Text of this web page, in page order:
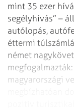
mint 35 ezer
segélyhívás” –
autólopás,
éttermi
német
megfogalmazták:
magyarországi